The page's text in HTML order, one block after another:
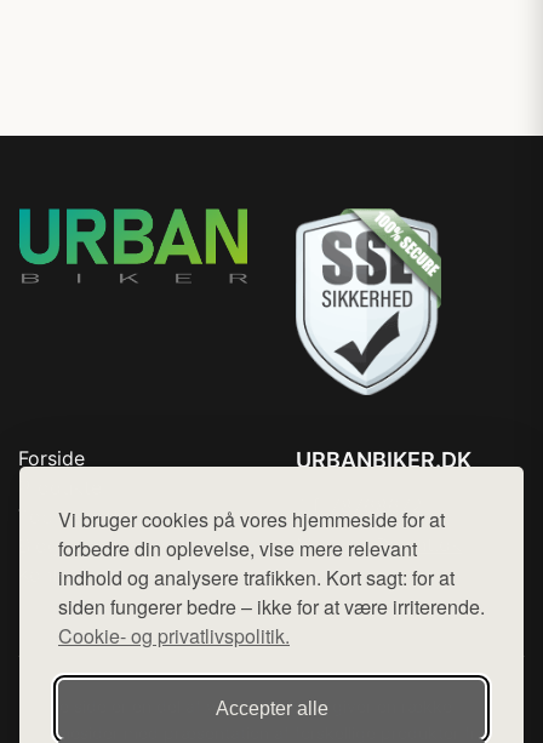
Vi bruger cookies på vores hjemmeside for at
forbedre din oplevelse, vise mere relevant
indhold og analysere trafikken. Kort sagt: for at
siden fungerer bedre – ikke for at være irriterende.
Cookie- og privatlivspolitik.
Accepter alle
Forside
Top Rabatter
Blog
Kontakt
URBANBIKER.DK
Mail: hej@want.dk
Cookie- og privatlivspolitik
Denne side er en del af want.dk, der udgiver en række
hjemmesider med præsentation af forskellige produkter fra